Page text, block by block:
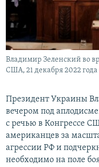
КРЫМ.НЕПОКОРЕННЫЙ
ELIFBE
УКРАИНСКАЯ ПРОБЛЕМА
Все сайты RFE/RL
Владимир Зеленский во
США, 21 декабря 2022 года
Президент Украины
вечером под
с речью в Конгрессе
американцев за
агрессии РФ и
необходимо на поле